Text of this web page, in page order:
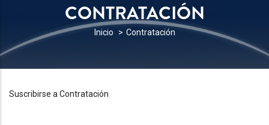
CONTRATACIÓN
SOBRESCRIBIR
DE
AYUDA
Inicio Contratación
Suscribirse a Contratación